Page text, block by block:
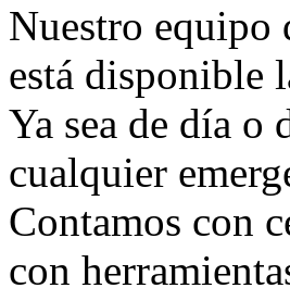
Nuestro equipo
está disponible
Ya sea de día o
cualquier
Contamos con
con